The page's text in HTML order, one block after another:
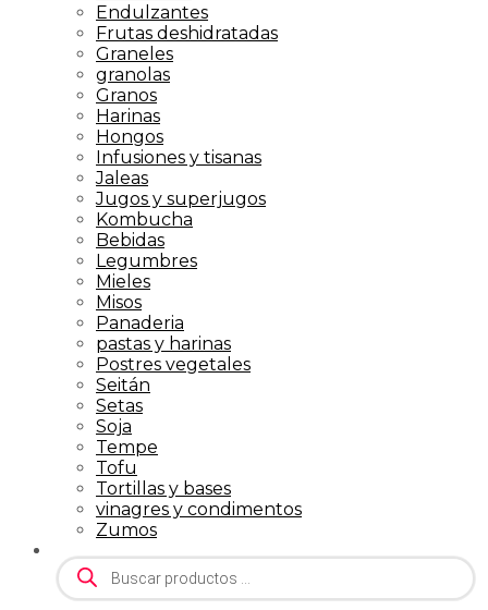
Endulzantes
Frutas deshidratadas
Graneles
granolas
Granos
Harinas
Hongos
Infusiones y tisanas
Jaleas
Jugos y superjugos
Kombucha
Bebidas
Legumbres
Mieles
Misos
Panaderia
pastas y harinas
Postres vegetales
Seitán
Setas
Soja
Tempe
Tofu
Tortillas y bases
vinagres y condimentos
Zumos
Búsqueda
de
productos